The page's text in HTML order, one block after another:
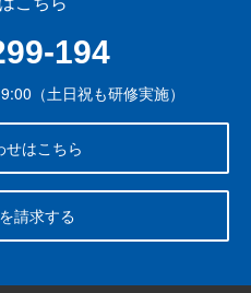
194
（土日祝も研修実施）
せはこちら
請求する